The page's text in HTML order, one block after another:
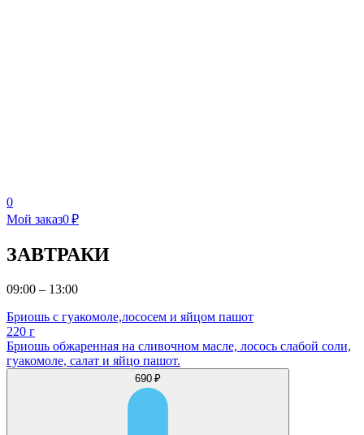
0
Мой заказ0 ₽
ЗАВТРАКИ
09:00 – 13:00
Бриошь с гуакомоле,лососем и яйцом пашот
220 г
Бриошь обжаренная на сливочном масле, лосось слабой соли,
гуакомоле, салат и яйцо пашот.
690 ₽